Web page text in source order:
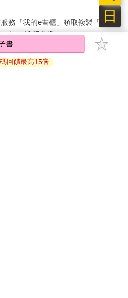
醒自己多運用儲存在對方腦中的那些
想：
想不到問題啊！」
面，就突然要提問——這對容易緊
天方夜譚。
務「我的e書櫃」領取複製『兌換
進行兌換。
所購買的電子書僅能以金石堂專屬
日